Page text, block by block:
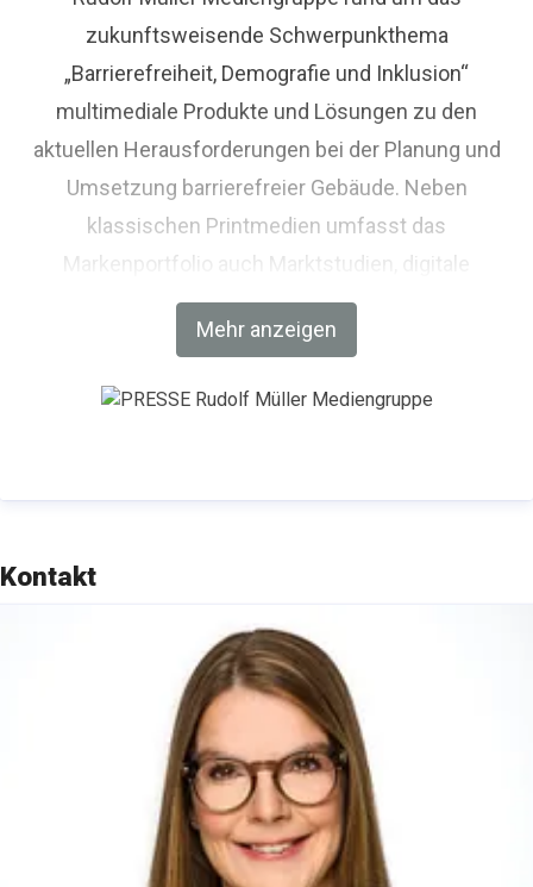
zukunftsweisende Schwerpunkthema
„Barrierefreiheit, Demografie und Inklusion“
multimediale Produkte und Lösungen zu den
aktuellen Herausforderungen bei der Planung und
Umsetzung barrierefreier Gebäude. Neben
klassischen Printmedien umfasst das
Markenportfolio auch Marktstudien, digitale
Angebote inkl. Newsletter sowie Veranstaltungen
und Corporate Services.
Mehr anzeigen
Kontakt